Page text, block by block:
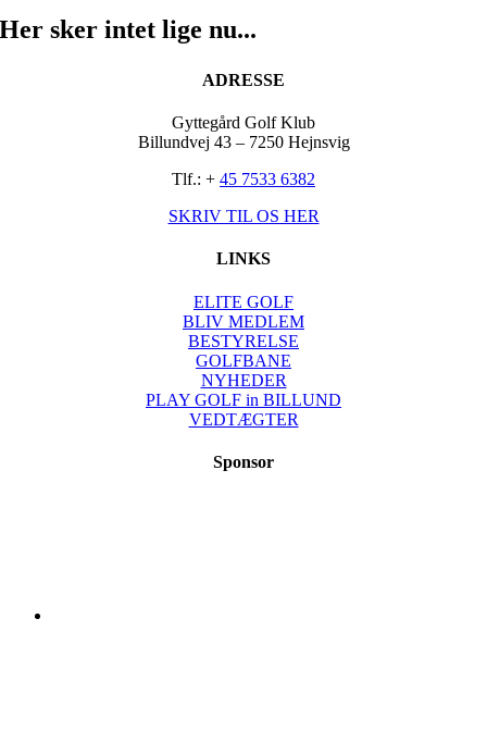
Her sker intet lige nu...
ADRESSE
Gyttegård Golf Klub
Billundvej 43 – 7250 Hejnsvig
Tlf.: + 45 7533 6382
SKRIV TIL OS HER
LINKS
ELITE GOLF
BLIV MEDLEM
BESTYRELSE
GOLFBANE
NYHEDER
PLAY GOLF in BILLUND
VEDTÆGTER
Sponsor